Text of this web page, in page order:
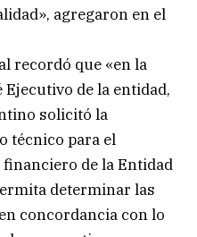
agregaron en el
recordó que «en la
de la entidad,
solicitó la
técnico para el
de la Entidad
determinar las
concordancia con lo